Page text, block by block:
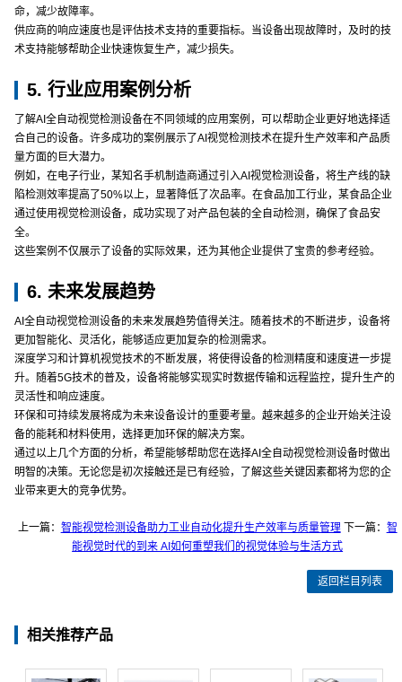
命，减少故障率。
供应商的响应速度也是评估技术支持的重要指标。当设备出现故障时，及时的技
术支持能够帮助企业快速恢复生产，减少损失。
5. 行业应用案例分析
了解AI全自动视觉检测设备在不同领域的应用案例，可以帮助企业更好地选择适
合自己的设备。许多成功的案例展示了AI视觉检测技术在提升生产效率和产品质
量方面的巨大潜力。
例如，在电子行业，某知名手机制造商通过引入AI视觉检测设备，将生产线的缺
陷检测效率提高了50%以上，显著降低了次品率。在食品加工行业，某食品企业
通过使用视觉检测设备，成功实现了对产品包装的全自动检测，确保了食品安
全。
这些案例不仅展示了设备的实际效果，还为其他企业提供了宝贵的参考经验。
6. 未来发展趋势
AI全自动视觉检测设备的未来发展趋势值得关注。随着技术的不断进步，设备将
更加智能化、灵活化，能够适应更加复杂的检测需求。
深度学习和计算机视觉技术的不断发展，将使得设备的检测精度和速度进一步提
升。随着5G技术的普及，设备将能够实现实时数据传输和远程监控，提升生产的
灵活性和响应速度。
环保和可持续发展将成为未来设备设计的重要考量。越来越多的企业开始关注设
备的能耗和材料使用，选择更加环保的解决方案。
通过以上几个方面的分析，希望能够帮助您在选择AI全自动视觉检测设备时做出
明智的决策。无论您是初次接触还是已有经验，了解这些关键因素都将为您的企
业带来更大的竞争优势。
上一篇： 智能视觉检测设备助力工业自动化提升生产效率与质量管理下一篇： 智
能视觉时代的到来 AI如何重塑我们的视觉体验与生活方式
返回栏目列表
相关推荐产品